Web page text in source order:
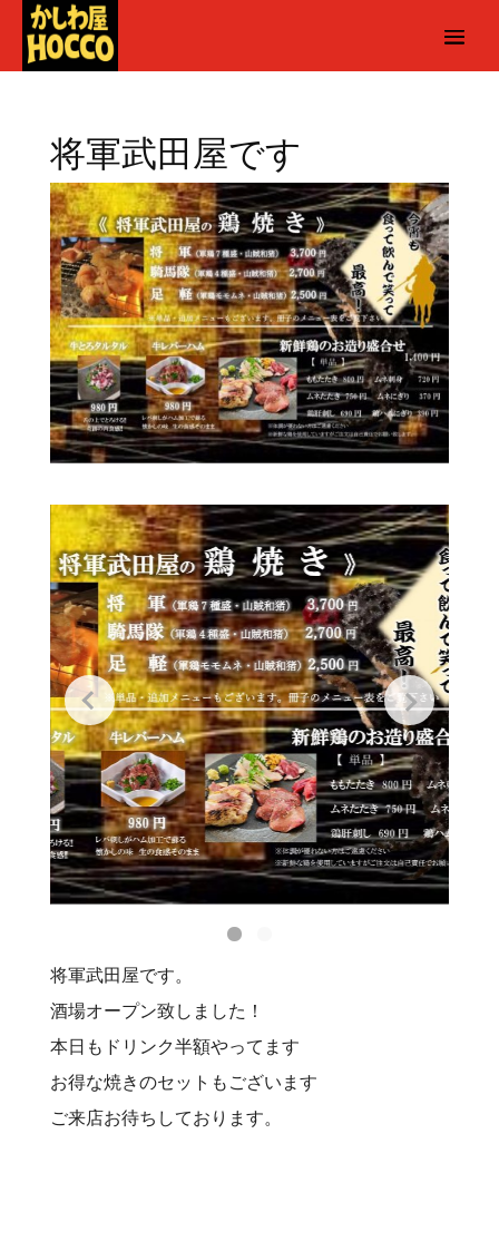
将軍武田屋です
将軍武田屋です。
酒場オープン致しました！
本日もドリンク半額やってます
お得な焼きのセットもございます
ご来店お待ちしております。